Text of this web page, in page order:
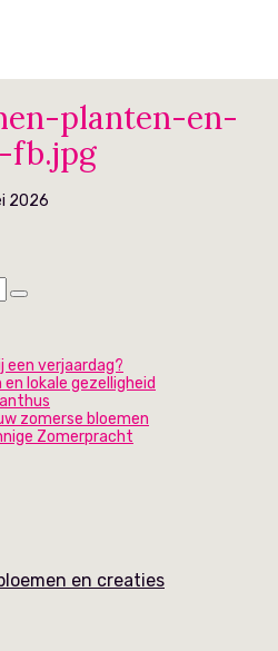
planten-en-
fb.jpg
2026
een verjaardag?
lokale gezelligheid
zomerse bloemen
Zomerpracht
en creaties